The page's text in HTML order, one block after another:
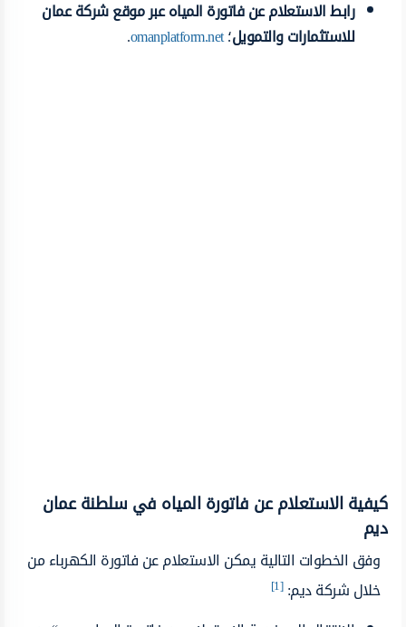
رابط الاستعلام عن فاتورة المياه عبر موقع شركة عمان
للاستثمارات والتمويل؛omanplatform.net
.
كيفية الاستعلام عن فاتورة المياه في سلطنة عمان
ديم
وفق الخطوات التالية يمكن الاستعلام عن فاتورة الكهرباء من
خلال شركة ديم:[1]